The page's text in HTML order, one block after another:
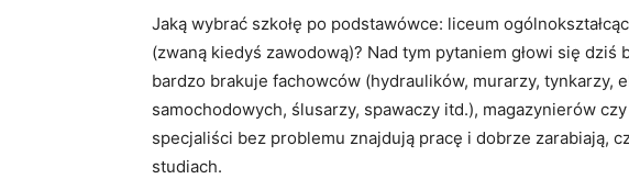
Jaką wybrać szkołę po podstawówce: liceum
(zwaną kiedyś zawodową)? Nad tym pytaniem głowi się
bardzo brakuje fachowców (hydraulików, murarzy, tynkarzy,
samochodowych, ślusarzy, spawaczy itd.), magazynierów
specjaliści bez problemu znajdują pracę i dobrze zarabiają,
studiach.